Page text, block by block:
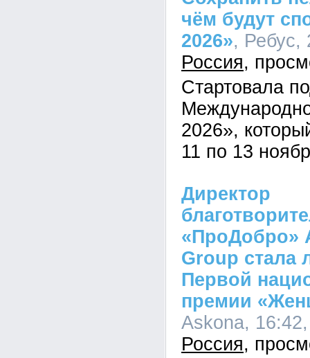
чём будут
2026», Ребус,
Россия
Стартовала
2026»,
11 по 13
Директор
«ПроДобро»
Group стала
Первой
премии
Askona,
Россия